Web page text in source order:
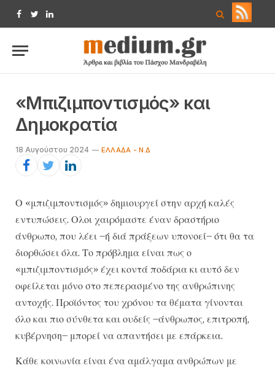
Facebook
TwitterLinkedIn
«Μπιζιμποντισμός» και
Δημοκρατία
18 Αυγούστου 2024 ΕΛΛΆΔΑ - Ν.Δ
Ο «μπιζιμποντισμός» δημιουργεί στην αρχή καλές
εντυπώσεις. Ολοι χαιρόμαστε έναν δραστήριο
άνθρωπο, που λέει –ή διά πράξεων υπονοεί– ότι θα τα
διορθώσει όλα. Το πρόβλημα είναι πως ο
«μπιζιμποντισμός» έχει κοντά ποδάρια κι αυτό δεν
οφείλεται μόνο στο πεπερασμένο της ανθρώπινης
αντοχής. Προϊόντος του χρόνου τα θέματα γίνονται
όλο και πιο σύνθετα και ουδείς –άνθρωπος, επιτροπή,
κυβέρνηση– μπορεί να απαντήσει με επάρκεια.
Κάθε κοινωνία είναι ένα αμάλγαμα ανθρώπων με